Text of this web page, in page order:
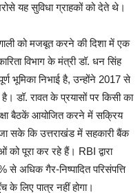
यह सुविधा ग्राहकों को देते थे।
को मजबूत करने की दिशा में एक
विभाग के मंत्री डॉ. धन सिंह
भूमिका निभाई है, उन्होंने 2017 से
डॉ. रावत के प्रयासों पर किसी का
बैठकें आयोजित करने में सक्रिय
सके कि उत्तराखंड में सहकारी बैंक
पूरा कर रहे हैं। RBI द्वारा
अधिक गैर-निष्पादित परिसंपत्ति
लिए पात्र नहीं होगा।